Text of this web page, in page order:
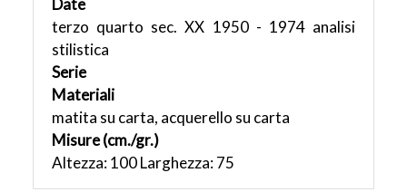
Date
terzo quarto sec. XX 1950 - 1974 analisi
stilistica
Serie
Materiali
matita su carta, acquerello su carta
Misure (cm./gr.)
Altezza: 100 Larghezza: 75